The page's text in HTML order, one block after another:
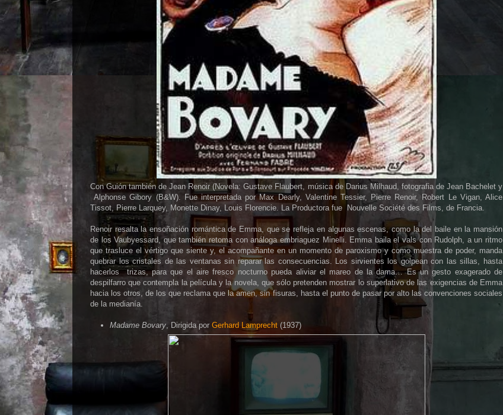
Con Guión también de Jean Renoir (Novela: Gustave Flaubert, música de Darius Milhaud, fotografia de Jean Bachelet y
Alphonse Gibory (B&W). Fue interpretada por Max Dearly, Valentine Tessier, Pierre Renoir, Robert Le Vigan, Alice
Tissot, Pierre Larquey, Monette Dinay, Louis Florencie. La Productora fue Nouvelle Société des Films, de Francia.
Renoir resalta la ensoñación romántica de Emma, que se refleja en algunas escenas, como la del baile en la mansión
de losVaubyessard,que también retoma con análoga embriaguez Minelli. Emma baila el vals con Rudolph, a un ritmo
que trasluce el vértigo que siente y, el acompañante en un momento de paroxismo y como muestra de poder, manda
quebrar los cristales de las ventanas sin reparar las consecuencias.
Los sirvientes los golpean con las sillas, hasta
hacerlos trizas,para que el aire fresco nocturno pueda aliviar el mareo de la dama… Es un gesto exagerado de
despilfarro que contempla la película y la novela, que sólo pretenden mostrar lo superlativo de las exigencias de Emma
hacia los otros, de los que reclama que la amen, sin fisuras, hasta el punto de pasar por alto las convenciones sociales
de la medianía.
Madame Bovary, Dirigida por Gerhard Lamprecht(1937)